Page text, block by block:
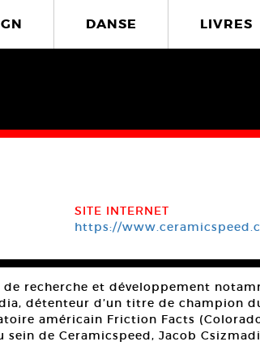
DANSE LIVRES
SITE INTERNET
https://
recherche et développement
détenteur d’un titre de champion
américain Friction Facts
de Ceramicspeed, Jacob